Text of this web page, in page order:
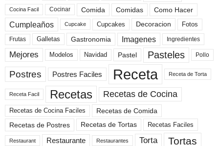
Cocina Facil Cocinar Comida Comidas Como Hacer
Cumpleaños Cupcake Cupcakes Decoracion Fotos
Frutas Galletas Gastronomia Imagenes Ingredientes
Mejores Modelos Navidad Pastel Pasteles Pollo
Postres Postres Faciles Receta Receta de Torta
Receta Facil Recetas Recetas de Cocina
Recetas de Cocina Faciles
Recetas de Comida
Recetas de Postres
Recetas de Tortas Recetas Faciles
Restaurant Restaurante Restaurantes Torta Tortas